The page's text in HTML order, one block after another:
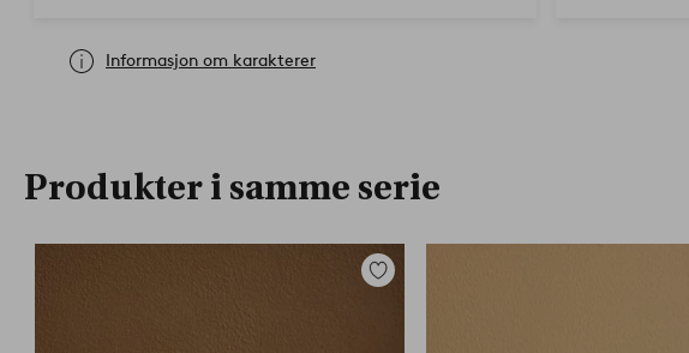
Informasjon om karakterer
Produkter i samme serie
Legg